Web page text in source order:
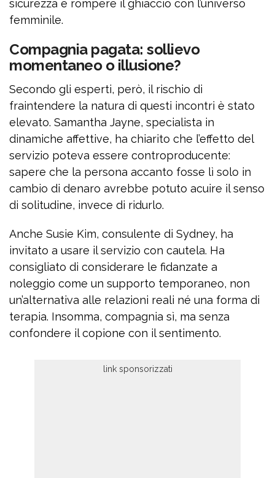
sicurezza e rompere il ghiaccio con l’universo
femminile.
Compagnia pagata: sollievo
momentaneo o illusione?
Secondo gli esperti, però, il rischio di
fraintendere la natura di questi incontri è stato
elevato. Samantha Jayne, specialista in
dinamiche affettive, ha chiarito che l’effetto del
servizio poteva essere controproducente:
sapere che la persona accanto fosse lì solo in
cambio di denaro avrebbe potuto acuire il senso
di solitudine, invece di ridurlo.
Anche Susie Kim, consulente di Sydney, ha
invitato a usare il servizio con cautela. Ha
consigliato di considerare le fidanzate a
noleggio come un supporto temporaneo, non
un’alternativa alle relazioni reali né una forma di
terapia. Insomma, compagnia sì, ma senza
confondere il copione con il sentimento.